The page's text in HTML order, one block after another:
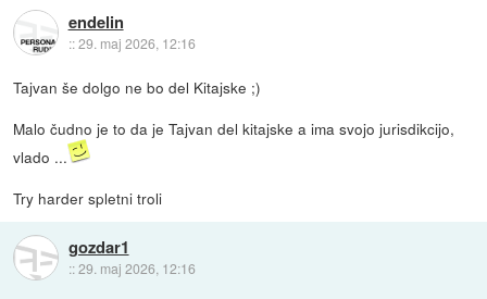
endelin
::29. maj 2026, 12:16
Tajvan še dolgo ne bo del Kitajske ;)
Malo čudno je to da je Tajvan del kitajske a ima svojo jurisdikcijo,
vlado ...
Try harder spletni troli
gozdar1
::29. maj 2026, 12:16